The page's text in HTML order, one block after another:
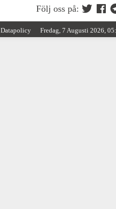
Följ oss på:
Datapolicy Fredag, 7 Augusti 2026,